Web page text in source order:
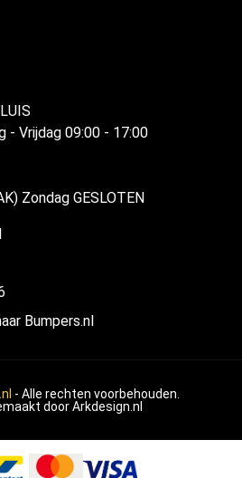
- Vrijdag 09:00 - 17:00
Zondag GESLOTEN
Bumpers.nl
- Alle rechten voorbehouden.
doorArkdesign.nl